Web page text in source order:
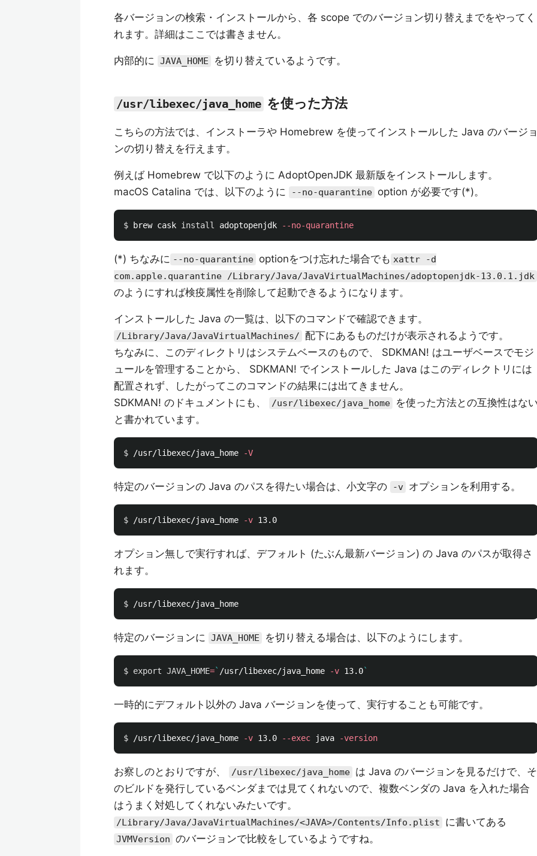
各バージョンの検索・インストールから、各 scope でのバージョン切り替えまでをやってく
れます。詳細はここでは書きません。
内部的に JAVA_HOME を切り替えているようです。
/usr/libexec/java_home を使った方法
こちらの方法では、インストーラや Homebrew を使ってインストールした Java のバージ
ンの切り替えを行えます。
例えば Homebrew で以下のように AdoptOpenJDK 最新版をインストールします。
macOS Catalina では、以下のように
--no-quarantine option が必要です(*)。
$ brew cask install adoptopenjdk --no-quarantine
(*) ちなみに --no-quarantine optionをつけ忘れた場合でも xattr -d
com.apple.quarantine /Library/Java/JavaVirtualMachines/adoptopenjdk-13.0.1.jdk
のようにすれば検疫属性を削除して起動できるようになります。
インストールした Java の一覧は、以下のコマンドで確認できます。
/Library/Java/JavaVirtualMachines/ 配下にあるものだけが表示されるようです。
ちなみに、このディレクトリはシステムベースのもので、 SDKMAN! はユーザベースでモジ
ュールを管理することから、 SDKMAN! でインストールした Java はこのディレクトリには
配置されず、したがってこのコマンドの結果には出てきません。
SDKMAN! のドキュメントにも、
/usr/libexec/java_home
を使った方法との互換性はな
と書かれています。
$ /usr/libexec/java_home -V
特定のバージョンの Java のパスを得たい場合は、小文字の -v オプションを利用する。
$ /usr/libexec/java_home -v
オプション無しで実行すれば、デフォルト (たぶん最新バージョン) の Java のパスが取得さ
れます。
$
特定のバージョンに JAVA_HOME を切り替える場合は、以下のようにします。
$ export JAVA_HOME=` /usr/libexec/java_home -v 13.0`
一時的にデフォルト以外の Java バージョンを使って、実行することも可能です。
$ /usr/libexec/java_home -v 13.0 --exec java -version
お察しのとおりですが、 /usr/libexec/java_home は Java のバージョンを見るだけで、そ
のビルドを発行しているベンダまでは見てくれないので、複数ベンダの Java を入れた場合
はうまく対処してくれないみたいです。
/Library/Java/JavaVirtualMachines/<JAVA>/Contents/Info.plist に書いてある
JVMVersion のバージョンで比較をしているようですね。